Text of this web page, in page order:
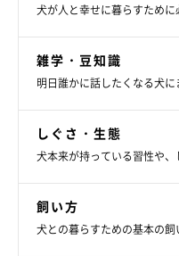
犬が人と幸せに暮らすため
雑学・豆知識
明日誰かに話したくなる犬
しぐさ・生態
犬本来が持っている習性や
飼い方
犬との暮らすための基本の